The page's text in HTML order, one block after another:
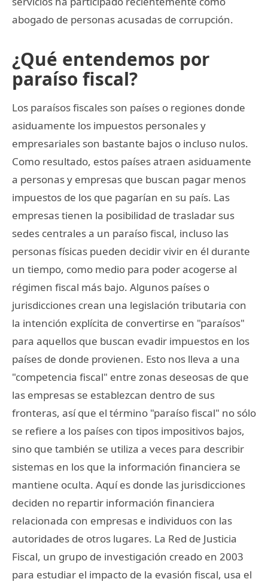
abogado de personas acusadas de corrupción.
¿Qué entendemos por
paraíso fiscal?
Los paraísos fiscales son países o regiones donde
asiduamente los impuestos personales y
empresariales son bastante bajos o incluso nulos.
Como resultado, estos países atraen asiduamente
a personas y empresas que buscan pagar menos
impuestos de los que pagarían en su país. Las
empresas tienen la posibilidad de trasladar sus
sedes centrales a un paraíso fiscal, incluso las
personas físicas pueden decidir vivir en él durante
un tiempo, como medio para poder acogerse al
régimen fiscal más bajo. Algunos países o
jurisdicciones crean una legislación tributaria con
la intención explícita de convertirse en "paraísos"
para aquellos que buscan evadir impuestos en los
países de donde provienen. Esto nos lleva a una
"competencia fiscal" entre zonas deseosas de que
las empresas se establezcan dentro de sus
fronteras, así que el término "paraíso fiscal" no sólo
se refiere a los países con tipos impositivos bajos,
sino que también se utiliza a veces para describir
sistemas en los que la información financiera se
mantiene oculta. Aquí es donde las jurisdicciones
deciden no repartir información financiera
relacionada con empresas e individuos con las
autoridades de otros lugares. La Red de Justicia
Fiscal, un grupo de investigación creado en 2003
para estudiar el impacto de la evasión fiscal, usa el